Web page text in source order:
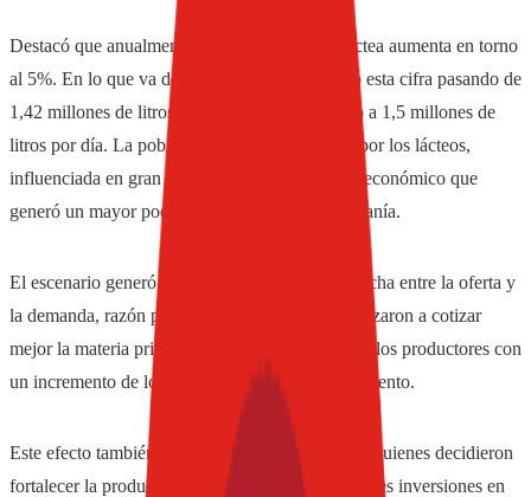
Destacó que anualmente la industrialización láctea aumenta en torno
al 5%. En lo que va de la temporada se alcanzó esta cifra pasando de
1,42 millones de litros diarios de procesamiento a 1,5 millones de
litros por día. La población aumentó su interés por los lácteos,
influenciada en gran medida por el crecimiento económico que
generó un mayor poder adquisitivo de la ciudadanía.
El escenario generó igualmente una ajustada brecha entre la oferta y
la demanda, razón por la cual las empresas empezaron a cotizar
mejor la materia prima, situación que benefició a los productores con
un incremento de los precios en torno al 29 por ciento.
Este efecto también caló hondo en los tamberos, quienes decidieron
fortalecer la producción primaria, realizando fuertes inversiones en